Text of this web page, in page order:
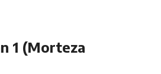
1 (Morteza